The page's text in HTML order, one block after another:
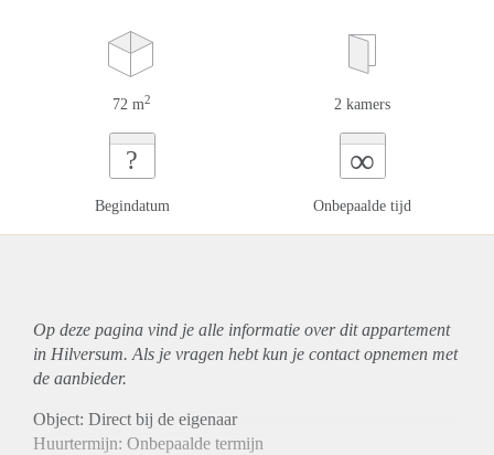
72 m2 2 kamers
?
Begindatum
∞
Onbepaalde tijd
Op deze pagina vind je alle informatie over ditappartement
in Hilversum. Als je vragen hebt kun je contact opnemen met
de aanbieder.
Object: Direct bij de eigenaar
Huurtermijn: Onbepaalde termijn